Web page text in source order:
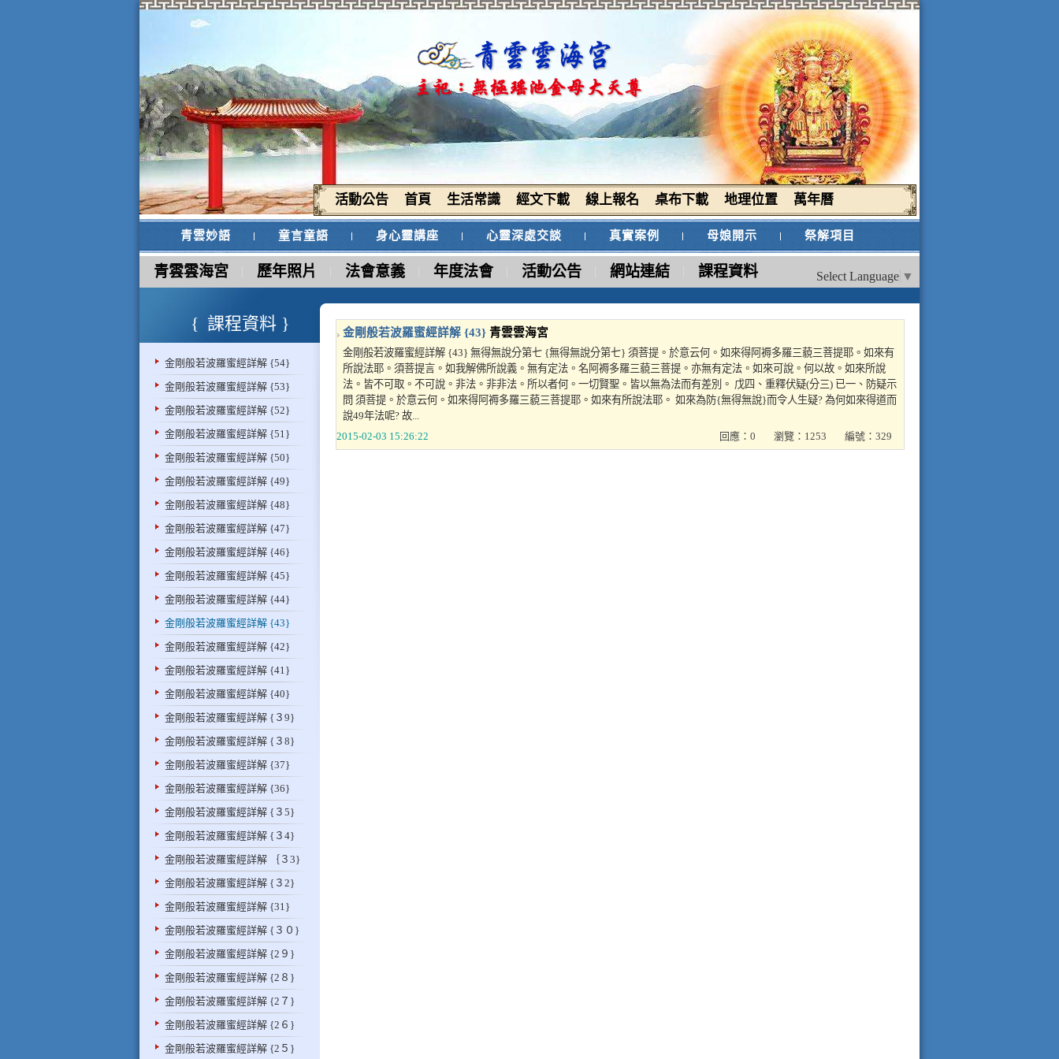
活動公告 首頁 生活常識 經文下載 線上報名 桌布下載 地理位置 萬年曆
青雲妙語 童言童語 身心靈講座 心靈深處交談 真實案例 母娘開示 祭解項目
青雲雲海宮 歷年照片 法會意義 年度法會 活動公告 網站連結 課程資料 Select Language ▼
課程資料
金剛般若波羅蜜經詳解 {54}
金剛般若波羅蜜經詳解 {53}
金剛般若波羅蜜經詳解 {52}
金剛般若波羅蜜經詳解 {51}
金剛般若波羅蜜經詳解 {50}
金剛般若波羅蜜經詳解 {49}
金剛般若波羅蜜經詳解 {48}
金剛般若波羅蜜經詳解 {47}
金剛般若波羅蜜經詳解 {46}
金剛般若波羅蜜經詳解 {45}
金剛般若波羅蜜經詳解 {44}
金剛般若波羅蜜經詳解 {43}
金剛般若波羅蜜經詳解 {42}
金剛般若波羅蜜經詳解 {41}
金剛般若波羅蜜經詳解 {40}
金剛般若波羅蜜經詳解 {３9}
金剛般若波羅蜜經詳解 {３8}
金剛般若波羅蜜經詳解 {37}
金剛般若波羅蜜經詳解 {36}
金剛般若波羅蜜經詳解 {３5}
金剛般若波羅蜜經詳解 {３4}
金剛般若波羅蜜經詳解 ｛３3}
金剛般若波羅蜜經詳解 {３2}
金剛般若波羅蜜經詳解 {31}
金剛般若波羅蜜經詳解 {３０}
金剛般若波羅蜜經詳解 {2９}
金剛般若波羅蜜經詳解 {2８}
金剛般若波羅蜜經詳解 {2７}
金剛般若波羅蜜經詳解 {2６}
金剛般若波羅蜜經詳解 {2５}
金剛般若波羅蜜經詳解 {43} 青雲雲海宮
金剛般若波羅蜜經詳解 {43} 無得無說分第七 {無得無說分第七} 須菩提。於意云何。如來得阿褥多羅三藐三菩提耶。如來有
所說法耶。須菩提言。如我解佛所說義。無有定法。名阿褥多羅三藐三菩提。亦無有定法。如來可說。何以故。如來所說
法。皆不可取。不可說。非法。非非法。所以者何。一切賢聖。皆以無為法而有差別。 戊四、重釋伏疑(分三) 已一、防疑示
問 須菩提。於意云何。如來得阿褥多羅三藐三菩提耶。如來有所說法耶。 如來為防{無得無說}而令人生疑? 為何如來得道而
說49年法呢? 故...
2015-02-03 15:26:22
編號：329
瀏覽：1253
回應：0